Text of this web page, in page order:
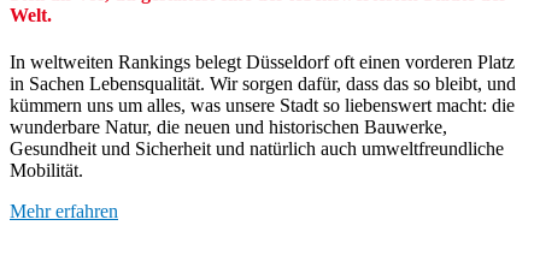
Welt.
In weltweiten Rankings belegt Düsseldorf oft einen vorderen Platz
in Sachen Lebensqualität. Wir sorgen dafür, dass das so bleibt, und
kümmern uns um alles, was unsere Stadt so liebenswert macht: die
wunderbare Natur, die neuen und historischen Bauwerke,
Gesundheit und Sicherheit und natürlich auch umweltfreundliche
Mobilität.
Mehr erfahren